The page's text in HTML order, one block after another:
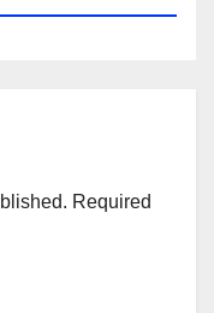
Required